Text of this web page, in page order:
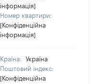
інформація]
Номер квартири:
[Конфіденційна
інформація]
Країна:
Україна
Поштовий індекс:
[Конфіденційна